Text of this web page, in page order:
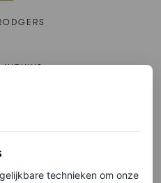
NIEUWS
look die Meryl
eigenlijk naar ‘The
had moeten
technieken om onze